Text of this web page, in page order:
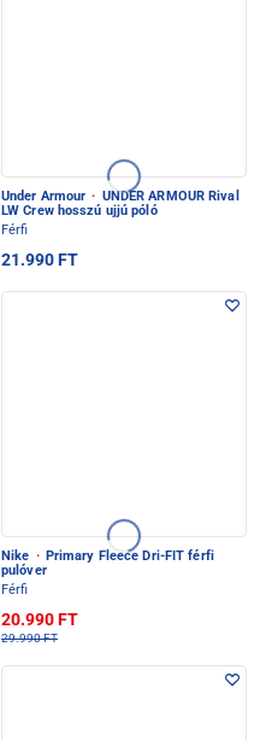
Under Armour · UNDER ARMOUR Rival
LW Crew hosszú ujjú póló
Férfi
21.990 FT
Nike · Primary Fleece Dri-FIT férfi
pulóver
Férfi
20.990 FT
29.990 FT